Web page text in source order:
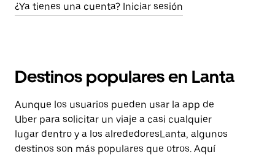
¿Ya tienes una cuenta? Iniciar sesión
Destinos populares en Lanta
Aunque los usuarios pueden usar la app de
Uber para solicitar un viaje a casi cualquier
lugar dentro y a los alrededoresLanta, algunos
destinos son más populares que otros. Aquí